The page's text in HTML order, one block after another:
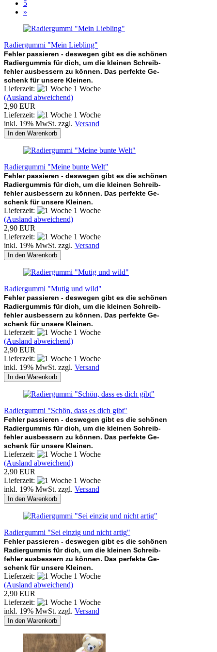
5
»
Radiergummi "Mein Liebling"
Fehler passieren - deswegen gibt es die schönen
Radiergummis für dich, um die kleinen Schreib-
fehler ausbessern zu können. Das perfekte Ge-
schenk für unsere Kleinen.
Lieferzeit:
1 Woche
(Ausland abweichend)
2,90 EUR
Lieferzeit:
1 Woche
inkl. 19% MwSt. zzgl. Versand
In den Warenkorb
Radiergummi "Meine bunte Welt"
Fehler passieren - deswegen gibt es die schönen
Radiergummis für dich, um die kleinen Schreib-
fehler ausbessern zu können. Das perfekte Ge-
schenk für unsere Kleinen.
Lieferzeit:
1 Woche
(Ausland abweichend)
2,90 EUR
Lieferzeit:
1 Woche
inkl. 19% MwSt. zzgl. Versand
In den Warenkorb
Radiergummi "Mutig und wild"
Fehler passieren - deswegen gibt es die schönen
Radiergummis für dich, um die kleinen Schreib-
fehler ausbessern zu können. Das perfekte Ge-
schenk für unsere Kleinen.
Lieferzeit:
1 Woche
(Ausland abweichend)
2,90 EUR
Lieferzeit:
1 Woche
inkl. 19% MwSt. zzgl. Versand
In den Warenkorb
Radiergummi "Schön, dass es dich gibt"
Fehler passieren - deswegen gibt es die schönen
Radiergummis für dich, um die kleinen Schreib-
fehler ausbessern zu können. Das perfekte Ge-
schenk für unsere Kleinen.
Lieferzeit:
1 Woche
(Ausland abweichend)
2,90 EUR
Lieferzeit:
1 Woche
inkl. 19% MwSt. zzgl. Versand
In den Warenkorb
Radiergummi "Sei einzig und nicht artig"
Fehler passieren - deswegen gibt es die schönen
Radiergummis für dich, um die kleinen Schreib-
fehler ausbessern zu können. Das perfekte Ge-
schenk für unsere Kleinen.
Lieferzeit:
1 Woche
(Ausland abweichend)
2,90 EUR
Lieferzeit:
1 Woche
inkl. 19% MwSt. zzgl. Versand
In den Warenkorb